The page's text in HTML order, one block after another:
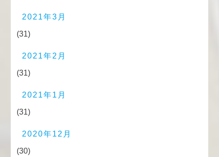
2021年3月
(31)
2021年2月
(31)
2021年1月
(31)
2020年12月
(30)